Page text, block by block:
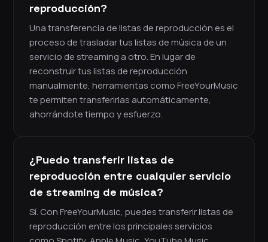
reproducción?
Una transferencia de listas de reproducción es el
proceso de trasladar tus listas de música de un
servicio de streaming a otro. En lugar de
reconstruir tus listas de reproducción
manualmente, herramientas como FreeYourMusic
te permiten transferirlas automáticamente,
ahorrándote tiempo y esfuerzo.
¿Puedo transferir listas de
reproducción entre cualquier servicio
de streaming de música?
Sí. Con FreeYourMusic, puedes transferir listas de
reproducción entre los principales servicios